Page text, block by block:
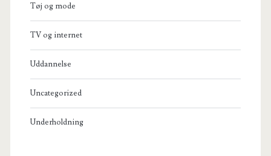
Tøj og mode
TV og internet
Uddannelse
Uncategorized
Underholdning